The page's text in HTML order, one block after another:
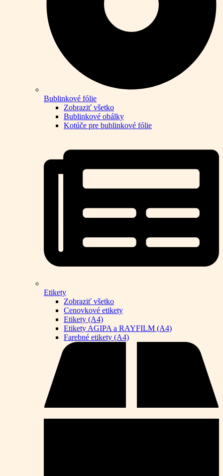
Bublinkové fólie
Zobraziť všetko
Bublinkové obálky
Kotúče pre bublinkové fólie
Etikety
Zobraziť všetko
Cenovkové etikety
Etikety (A4)
Etikety AGIPA a RAYFILM (A4)
Farebné etikety (A4)